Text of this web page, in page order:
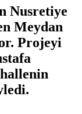
Nusretiye
Meydan
Projeyi